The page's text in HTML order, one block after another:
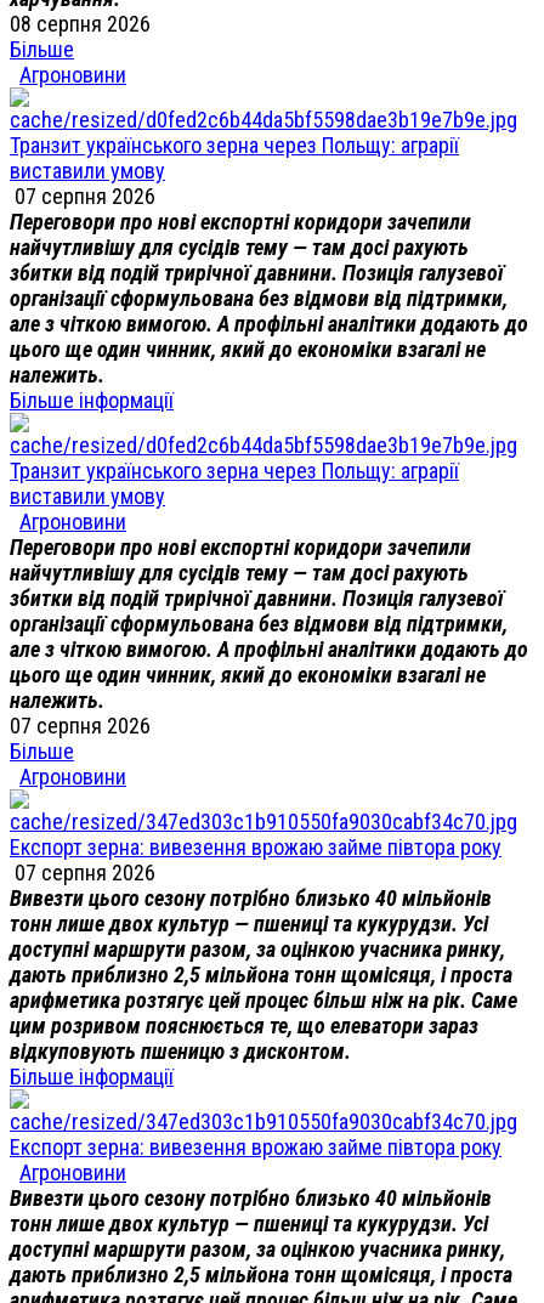
08 серпня 2026
Більше
Агроновини
Транзит українського зерна через Польщу: аграрії
виставили умову
07 серпня 2026
Переговори про нові експортні коридори зачепили
найчутливішу для сусідів тему — там досі рахують
збитки від подій трирічної давнини. Позиція галузевої
організації сформульована без відмови від підтримки,
але з чіткою вимогою. А профільні аналітики додають до
цього ще один чинник, який до економіки взагалі не
належить.
Більше інформації
Транзит українського зерна через Польщу: аграрії
виставили умову
Агроновини
Переговори про нові експортні коридори зачепили
найчутливішу для сусідів тему — там досі рахують
збитки від подій трирічної давнини. Позиція галузевої
організації сформульована без відмови від підтримки,
але з чіткою вимогою. А профільні аналітики додають до
цього ще один чинник, який до економіки взагалі не
належить.
07 серпня 2026
Більше
Агроновини
Експорт зерна: вивезення врожаю займе півтора року
07 серпня 2026
Вивезти цього сезону потрібно близько 40 мільйонів
тонн лише двох культур — пшениці та кукурудзи. Усі
доступні маршрути разом, за оцінкою учасника ринку,
дають приблизно 2,5 мільйона тонн щомісяця, і проста
арифметика розтягує цей процес більш ніж на рік. Саме
цим розривом пояснюється те, що елеватори зараз
відкуповують пшеницю з дисконтом.
Більше інформації
Експорт зерна: вивезення врожаю займе півтора року
Агроновини
Вивезти цього сезону потрібно близько 40 мільйонів
тонн лише двох культур — пшениці та кукурудзи. Усі
доступні маршрути разом, за оцінкою учасника ринку,
дають приблизно 2,5 мільйона тонн щомісяця, і проста